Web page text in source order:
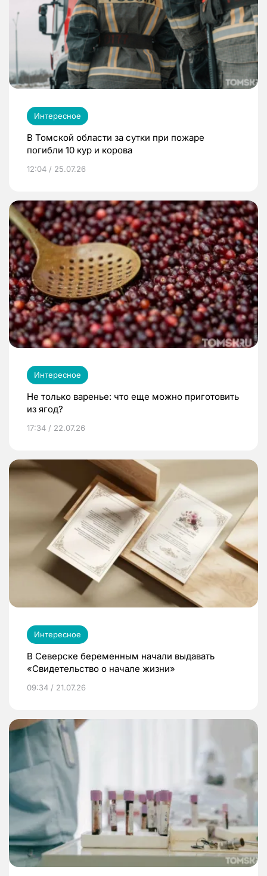
Интересное
В Томской области за сутки при пожаре
погибли 10 кур и корова
12:04 / 25.07.26
Интересное
Не только варенье: что еще можно приготовить
из ягод?
17:34 / 22.07.26
Интересное
В Северске беременным начали выдавать
«Свидетельство о начале жизни»
09:34 / 21.07.26